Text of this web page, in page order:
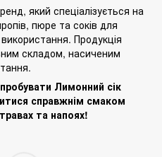
який спеціалізується на
пюре та соків для
Продукція
складом, насиченим
Лимонний сік
справжнім смаком
та напоях!